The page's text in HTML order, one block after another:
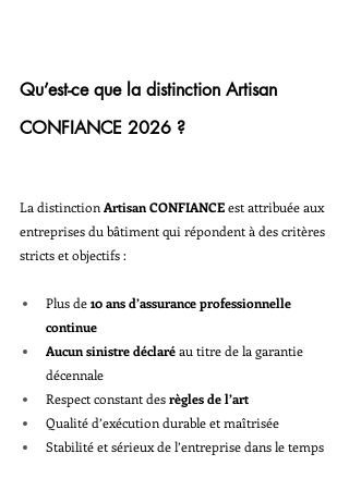
Qu’est-ce que la distinction Artisan
CONFIANCE 2026 ?
La distinction Artisan CONFIANCE est attribuée aux
entreprises du bâtiment qui répondent à des critères
stricts et objectifs :
Plus de 10 ans d’assurance professionnelle
continue
Aucun sinistre déclaré au titre de la garantie
décennale
Respect constant des règles de l’art
Qualité d’exécution durable et maîtrisée
Stabilité et sérieux de l’entreprise dans le temps